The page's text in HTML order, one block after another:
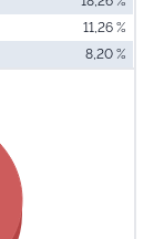
11,26 %
8,20 %